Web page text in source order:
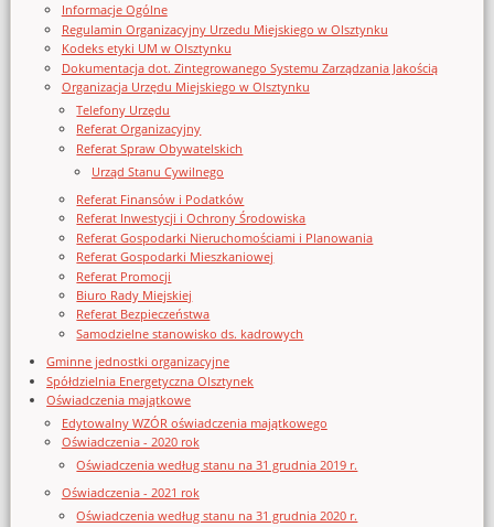
Informacje Ogólne
Regulamin Organizacyjny Urzedu Miejskiego w Olsztynku
Kodeks etyki UM w Olsztynku
Dokumentacja dot. Zintegrowanego Systemu Zarządzania Jakością
Organizacja Urzędu Miejskiego w Olsztynku
Telefony Urzędu
Referat Organizacyjny
Referat Spraw Obywatelskich
Urząd Stanu Cywilnego
Referat Finansów i Podatków
Referat Inwestycji i Ochrony Środowiska
Referat Gospodarki Nieruchomościami i Planowania
Referat Gospodarki Mieszkaniowej
Referat Promocji
Biuro Rady Miejskiej
Referat Bezpieczeństwa
Samodzielne stanowisko ds. kadrowych
Gminne jednostki organizacyjne
Spółdzielnia Energetyczna Olsztynek
Oświadczenia majątkowe
Edytowalny WZÓR oświadczenia majątkowego
Oświadczenia - 2020 rok
Oświadczenia według stanu na 31 grudnia 2019 r.
Oświadczenia - 2021 rok
Oświadczenia według stanu na 31 grudnia 2020 r.